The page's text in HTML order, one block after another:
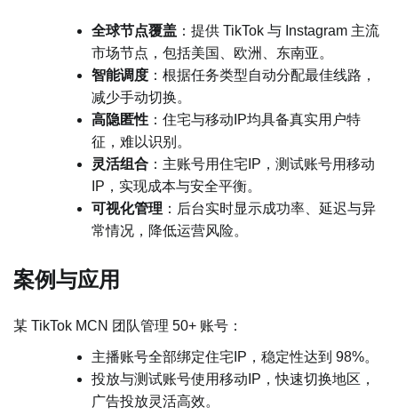
全球节点覆盖 ：提供 TikTok 与 Instagram 主流
市场节点，包括美国、欧洲、东南亚。
智能调度 ：根据任务类型自动分配最佳线路，
减少手动切换。
高隐匿性 ：住宅与移动IP均具备真实用户特
征，难以识别。
灵活组合 ：主账号用住宅IP，测试账号用移动
IP，实现成本与安全平衡。
可视化管理 ：后台实时显示成功率、延迟与异
常情况，降低运营风险。
案例与应用
某 TikTok MCN 团队管理 50+ 账号：
主播账号全部绑定住宅IP，稳定性达到 98%。
投放与测试账号使用移动IP，快速切换地区，
广告投放灵活高效。